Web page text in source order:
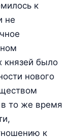
к
не
князей было
нового
в то же время
к